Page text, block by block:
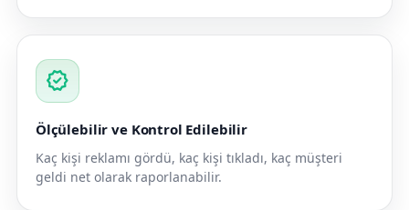
verified
Ölçülebilir ve Kontrol Edilebilir
Kaç kişi reklamı gördü, kaç kişi tıkladı, kaç müşteri
geldi net olarak raporlanabilir.